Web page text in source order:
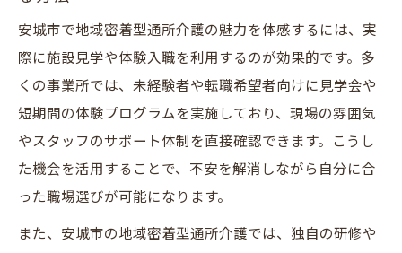
安城市で地域密着型通所介護の魅力を体感するには、実
際に施設見学や体験入職を利用するのが効果的です。多
くの事業所では、未経験者や転職希望者向けに見学会や
短期間の体験プログラムを実施しており、現場の雰囲気
やスタッフのサポート体制を直接確認できます。こうし
た機会を活用することで、不安を解消しながら自分に合
った職場選びが可能になります。
また、安城市の地域密着型通所介護では、独自の研修や